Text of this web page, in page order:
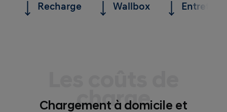
Recharge Wallbox Entretien
charge
Chargement à domicile et